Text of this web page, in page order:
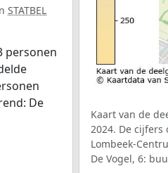
STATBEL
personen
De
Kaart van de
2024. De
Lombeek-
De Vogel, 6: